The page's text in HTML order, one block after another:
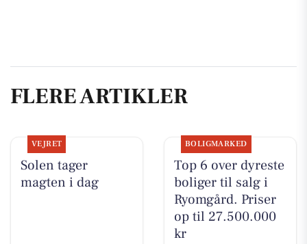
FLERE ARTIKLER
VEJRET
Solen tager
magten i dag
BOLIGMARKED
Top 6 over dyreste
boliger til salg i
Ryomgård. Priser
op til 27.500.000
kr